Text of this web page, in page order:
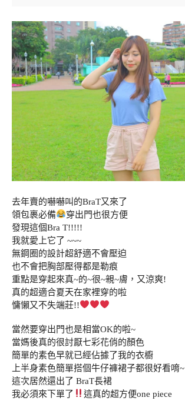
去年賣的嚇嚇叫的BraT又來了
領包裹必備
穿出門也很方便
發現這個Bra T!!!!!
我就愛上它了 ~~~
無鋼圈的設計超舒適不會壓迫
也不會把胸部壓得都是勒痕
重點是穿起來真~的~很~親~膚，又涼爽!
真的超適合夏天在家裡穿的啦
慵懶又不失端莊!!
當然要穿出門也是相當OK的啦~
當媽後真的很討厭七彩花俏的顏色
簡單的素色早就已經佔據了我的衣櫥
上半身素色簡單搭個牛仔褲裙子都很好看唷~
這次居然還出了 BraT長裙
我必須來下單了
這真的超方便one piece